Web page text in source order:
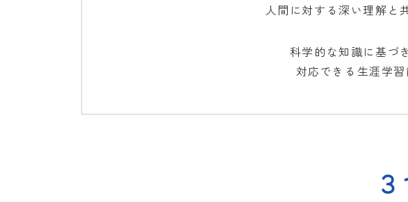
人間に対する深い理解と
科学的な知識に基づ
対応できる生涯学